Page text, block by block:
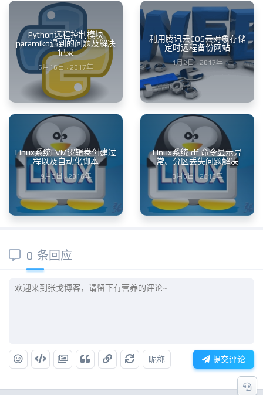
Python远程控制模块
paramiko遇到的问题及解决
记录
6月16日 · 2017年
利用腾讯云COS云对象存储
定时远程备份网站
1月2日 · 2017年
Linux系统LVM逻辑卷创建过
程以及自动化脚本
9月3日 · 2016年
Linux系统 df 命令显示异
常、分区丢失问题解决
8月6日 · 2016年
0 条回应
昵称 提交评论